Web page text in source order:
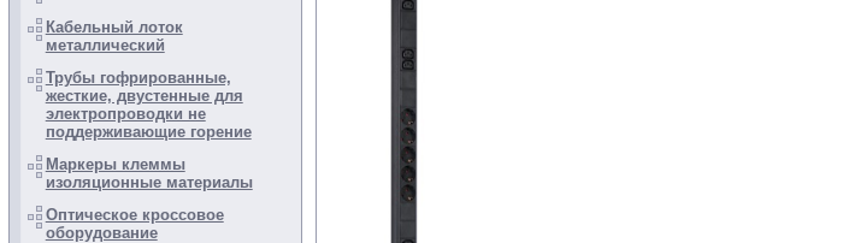
Кабельный лоток
металлический
Трубы гофрированные,
жесткие, двустенные для
электропроводки не
поддерживающие горение
Маркеры клеммы
изоляционные материалы
Оптическое кроссовое
оборудование